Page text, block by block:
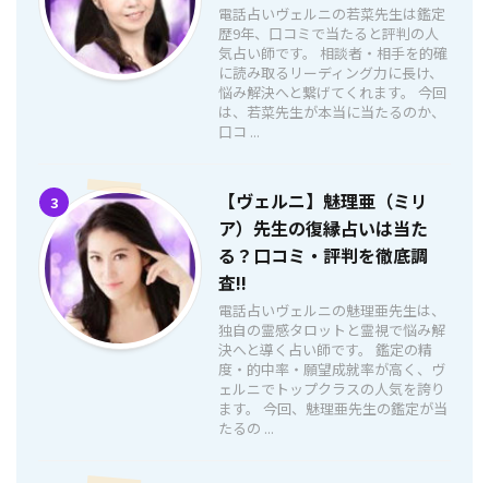
電話占いヴェルニの若菜先生は鑑定
歴9年、口コミで当たると評判の人
気占い師です。 相談者・相手を的確
に読み取るリーディング力に長け、
悩み解決へと繋げてくれます。 今回
は、若菜先生が本当に当たるのか、
口コ ...
3
【ヴェルニ】魅理亜（ミリ
ア）先生の復縁占いは当た
る？口コミ・評判を徹底調
査!!
電話占いヴェルニの魅理亜先生は、
独自の霊感タロットと霊視で悩み解
決へと導く占い師です。 鑑定の精
度・的中率・願望成就率が高く、ヴ
ェルニでトップクラスの人気を誇り
ます。 今回、魅理亜先生の鑑定が当
たるの ...